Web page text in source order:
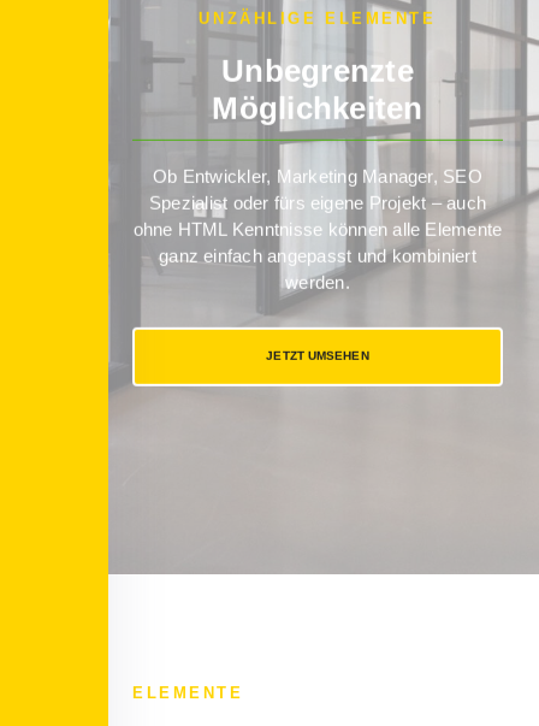
UNZÄHLIGE ELEMENTE
Unbegrenzte
Möglichkeiten
Ob Entwickler, Marketing Manager, SEO
Spezialist oder fürs eigene Projekt – auch
ohne HTML Kenntnisse können alle Elemente
ganz einfach angepasst und kombiniert
werden.
JETZT UMSEHEN
ELEMENTE